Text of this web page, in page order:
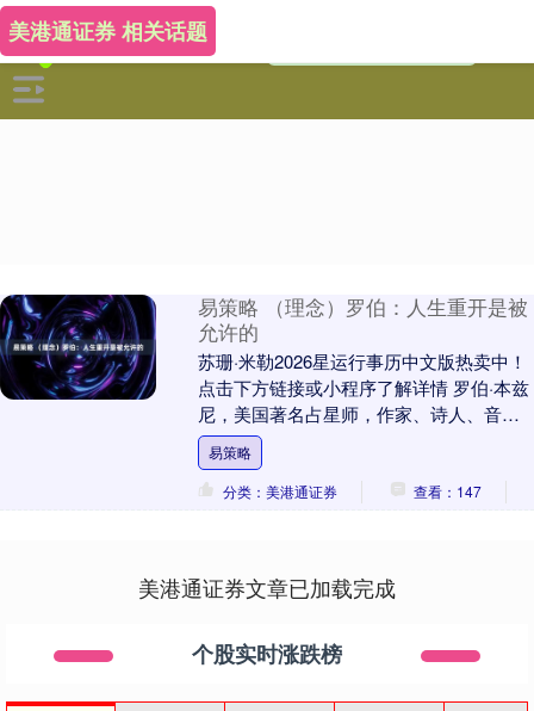
美港通证券 相关话题
易策略 （理念）罗伯：人生重开是被
允许的
苏珊·米勒2026星运行事历中文版热卖中！
点击下方链接或小程序了解详情 罗伯·本兹
尼，美国著名占星师，作家、诗人、音乐
人、社会活动家。主要风格为灵性指引。
转载....
易策略
分类：美港通证券
查看：147
美港通证券文章已加载完成
个股实时涨跌榜